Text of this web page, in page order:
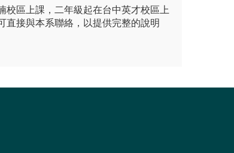
校區上課，二年級起在台中英才校區上
直接與本系聯絡，以提供完整的說明